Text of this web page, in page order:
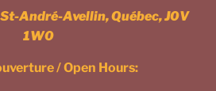
André-Avellin, Québec, J0V
1W0
/ Open Hours: